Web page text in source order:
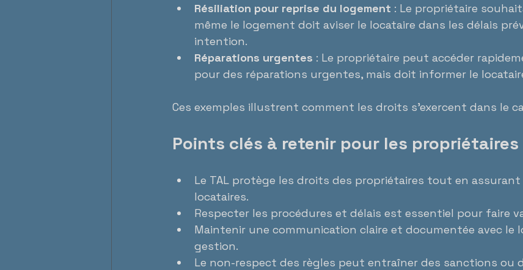
Résiliation pour reprise du logement : Le propriétaire
même le logement doit aviser le locataire dans les délais
intention.
Réparations urgentes : Le propriétaire peut accéder
pour des réparations urgentes, mais doit informer le
Ces exemples illustrent comment les droits s’exercent dans le
Points clés à retenir pour les propriétaires
Le TAL protège les droits des propriétaires tout en
locataires.
Respecter les procédures et délais est essentiel pour faire
Maintenir une communication claire et documentée avec le
gestion.
Le non-respect des règles peut entraîner des sanctions ou